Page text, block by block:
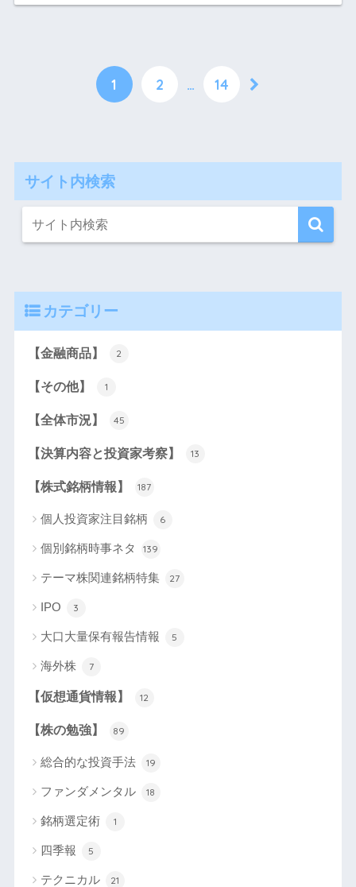
1 2 … 14
サイト内検索
カテゴリー
【金融商品】 2
【その他】 1
【全体市況】 45
【決算内容と投資家考察】 13
【株式銘柄情報】 187
個人投資家注目銘柄 6
個別銘柄時事ネタ 139
テーマ株関連銘柄特集 27
IPO 3
大口大量保有報告情報 5
海外株 7
【仮想通貨情報】 12
【株の勉強】 89
総合的な投資手法 19
ファンダメンタル 18
銘柄選定術 1
四季報 5
テクニカル 21